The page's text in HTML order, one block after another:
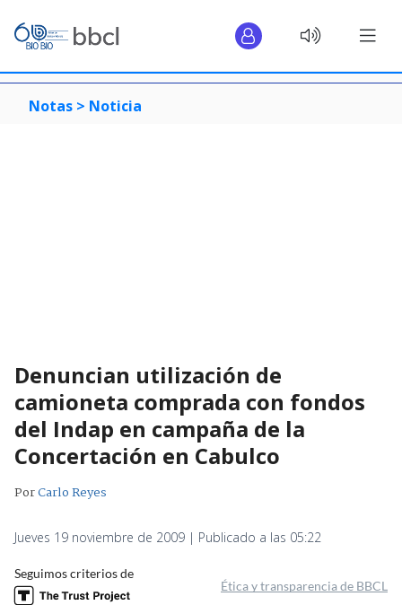
Notas > Noticia
Denuncian utilización de
camioneta comprada con fondos
del Indap en campaña de la
Concertación en Cabulco
PorCarlo Reyes
Jueves 19 noviembre de 2009 | Publicado a las 05:22
Seguimos criterios de
Ética y transparencia de BBCL